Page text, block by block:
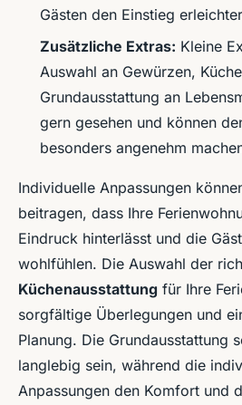
Gästen den Einstieg
Zusätzliche Extras: Kleine
Auswahl an Gewürzen,
Grundausstattung an
gern gesehen und können
besonders angenehm
Individuelle Anpassungen
beitragen, dass Ihre
Eindruck hinterlässt und die
wohlfühlen. Die Auswahl der
Küchenausstattung für Ihre
sorgfältige Überlegungen und
Planung. Die Grundausstattung
langlebig sein, während die
Anpassungen den Komfort und